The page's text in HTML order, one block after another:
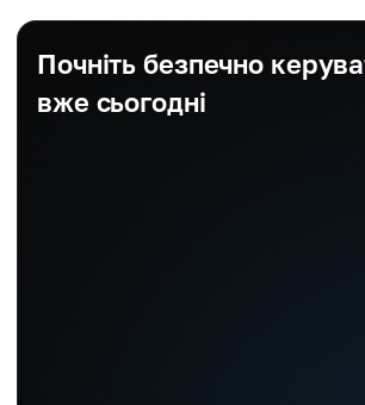
Почніть безпечно
вже сьогодні